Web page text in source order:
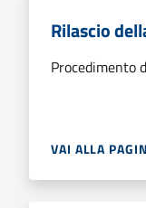
Rilascio
Procedimento
VAI ALLA